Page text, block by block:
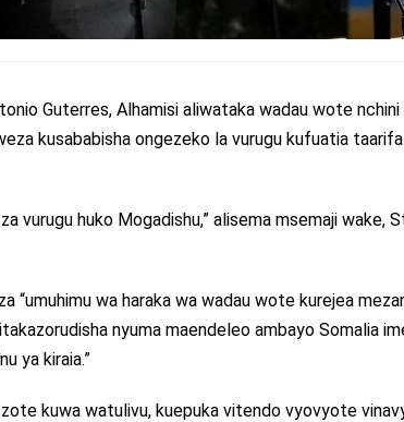
Guterres, Alhamisi aliwataka wadau wote nchini
kusababisha ongezeko la vurugu kufuatia
vurugu huko Mogadishu,” alisema msemaji wake,
“umuhimu wa haraka wa wadau wote kurejea
nyuma maendeleo ambayo Somalia
ya kiraia.”
kuwa watulivu, kuepuka vitendo vyovyote